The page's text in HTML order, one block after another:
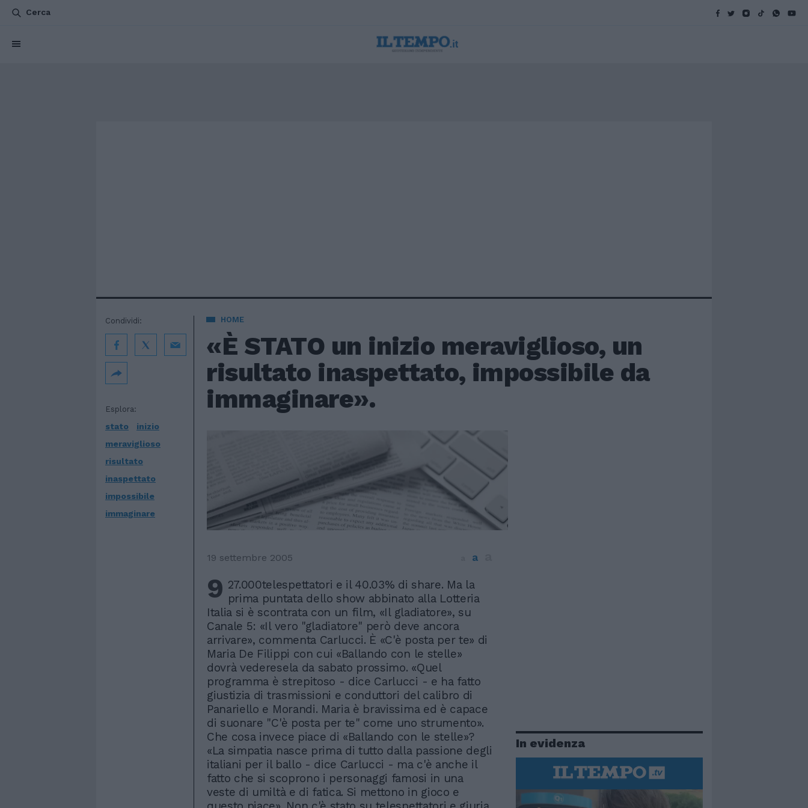
Cerca
HOME
«È STATO un inizio meraviglioso, un
risultato inaspettato, impossibile da
immaginare».
Esplora:
stato
inizio
meraviglioso
risultato
inaspettato
impossibile
immaginare
Condividi:
19 settembre 2005 a
9 27.000telespettatori e il 40.03% di share. Ma la
prima puntata dello show abbinato alla Lotteria
Italia si è scontrata con un film, «Il gladiatore», su
Canale 5: «Il vero "gladiatore" però deve ancora
arrivare», commenta Carlucci. È «C'è posta per te» di
Maria De Filippi con cui «Ballando con le stelle»
dovrà vederesela da sabato prossimo. «Quel
programma è strepitoso - dice Carlucci - e ha fatto
giustizia di trasmissioni e conduttori del calibro di
Panariello e Morandi. Maria è bravissima ed è capace
di suonare "C'è posta per te" come uno strumento».
Che cosa invece piace di «Ballando con le stelle»?
«La simpatia nasce prima di tutto dalla passione degli
italiani per il ballo - dice Carlucci - ma c'è anche il
fatto che si scoprono i personaggi famosi in una
veste di umiltà e di fatica. Si mettono in gioco e
In evidenza